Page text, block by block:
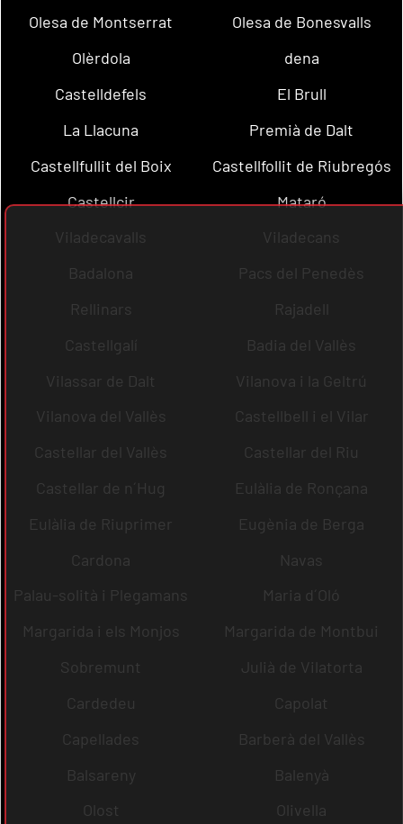
Olesa de Montserrat
Olesa de Bonesvalls
Olèrdola
dena
Castelldefels
El Brull
La Llacuna
Premià de Dalt
Castellfullit del Boix
Castellfollit de Riubregós
Castellcir
Mataró
Viladecavalls
Viladecans
Badalona
Pacs del Penedès
Rellinars
Rajadell
Castellgalí
Badia del Vallès
Vilassar de Dalt
Vilanova i la Geltrú
Vilanova del Vallès
Castellbell i el Vilar
Castellar del Vallès
Castellar del Riu
Castellar de n´Hug
Eulàlia de Ronçana
Eulàlia de Riuprimer
Eugènia de Berga
Cardona
Navas
Palau-solità i Plegamans
Maria d´Oló
Margarida i els Monjos
Margarida de Montbui
Sobremunt
Julià de Vilatorta
Cardedeu
Capolat
Capellades
Barberà del Vallès
Balsareny
Balenyà
Olost
Olivella